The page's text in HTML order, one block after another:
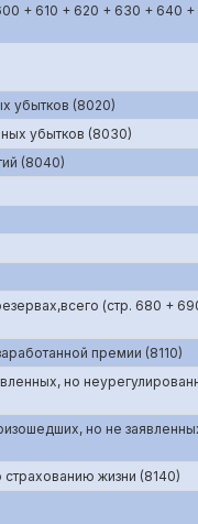
+ 610 + 620 + 630 + 640
убытков (8020)
убытков (8030)
(8040)
(стр. 680 +
премии (8110)
но
но не
жизни (8140)